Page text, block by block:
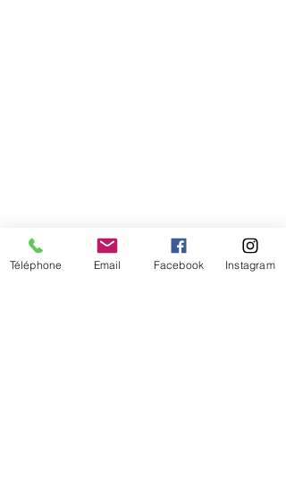
Téléphone Email Facebook Instagram